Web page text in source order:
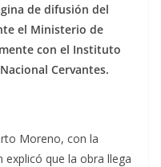
de difusión del
el Ministerio de
con el Instituto
Cervantes.
Moreno, con la
explicó que la obra llega